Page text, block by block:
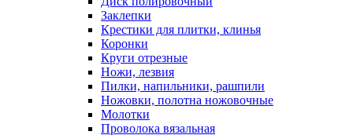
Заклепки
Крестики для плитки, клинья
Коронки
Круги отрезные
Ножи, лезвия
Пилки, напильники, рашпили
Ножовки, полотна ножовочные
Молотки
Проволока вязальная